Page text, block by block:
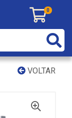
0
VOLTAR